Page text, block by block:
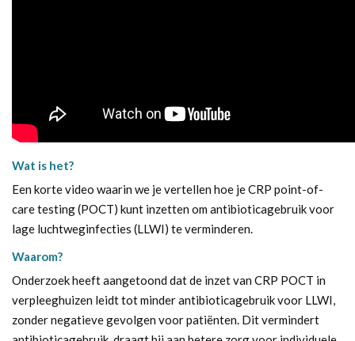
Wat is het?
Een korte video waarin we je vertellen hoe je CRP point-of-
care testing (POCT) kunt inzetten om antibioticagebruik voor
lage luchtweginfecties (LLWI) te verminderen.
Waarom?
Onderzoek heeft aangetoond dat de inzet van CRP POCT in
verpleeghuizen leidt tot minder antibioticagebruik voor LLWI,
zonder negatieve gevolgen voor patiënten. Dit vermindert